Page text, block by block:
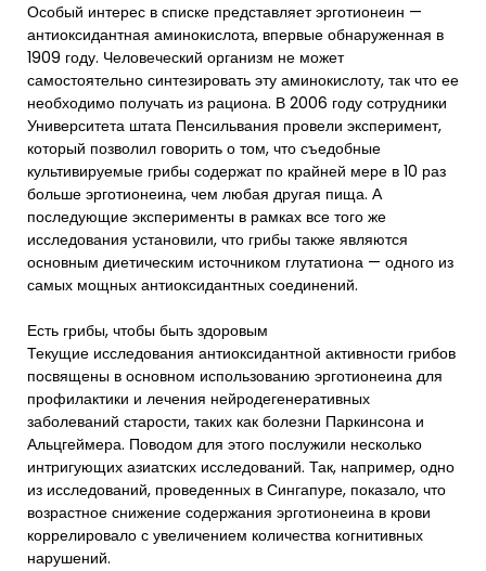
Особый интерес в списке представляет эрготионеин —
антиоксидантная аминокислота, впервые обнаруженная в
1909 году. Человеческий организм не может
самостоятельно синтезировать эту аминокислоту, так что ее
необходимо получать из рациона. В 2006 году сотрудники
Университета штата Пенсильвания провели эксперимент,
который позволил говорить о том, что съедобные
культивируемые грибы содержат по крайней мере в 10 раз
больше эрготионеина, чем любая другая пища. А
последующие эксперименты в рамках все того же
исследования установили, что грибы также являются
основным диетическим источником глутатиона — одного из
самых мощных антиоксидантных соединений.
Есть грибы, чтобы быть здоровым
Текущие исследования антиоксидантной активности грибов
посвящены в основном использованию эрготионеина для
профилактики и лечения нейродегенеративных
заболеваний старости, таких как болезни Паркинсона и
Альцгеймера. Поводом для этого послужили несколько
интригующих азиатских исследований. Так, например, одно
из исследований, проведенных в Сингапуре, показало, что
возрастное снижение содержания эрготионеина в крови
коррелировало с увеличением количества когнитивных
нарушений.